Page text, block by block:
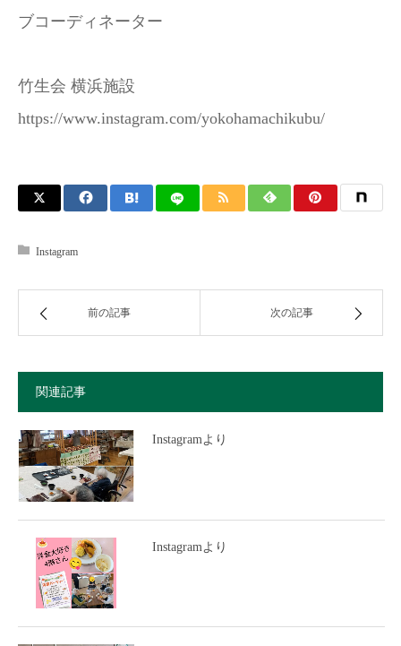
ブコーディネーター
竹生会 横浜施設
https://www.instagram.com/yokohamachikubu/
Instagram
前の記事 次の記事
関連記事
Instagramより
Instagramより